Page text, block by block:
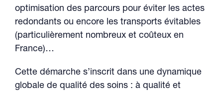
optimisation des parcours pour éviter les actes
redondants ou encore les transports évitables
(particulièrement nombreux et coûteux en
France)…
Cette démarche s’inscrit dans une dynamique
globale de qualité des soins : à qualité et